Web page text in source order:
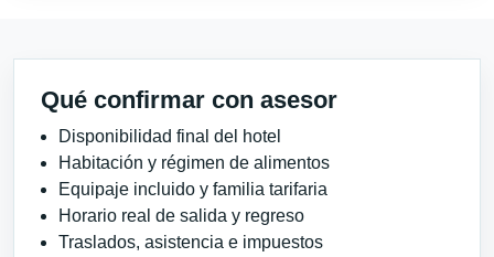
Qué confirmar con asesor
Disponibilidad final del hotel
Habitación y régimen de alimentos
Equipaje incluido y familia tarifaria
Horario real de salida y regreso
Traslados, asistencia e impuestos